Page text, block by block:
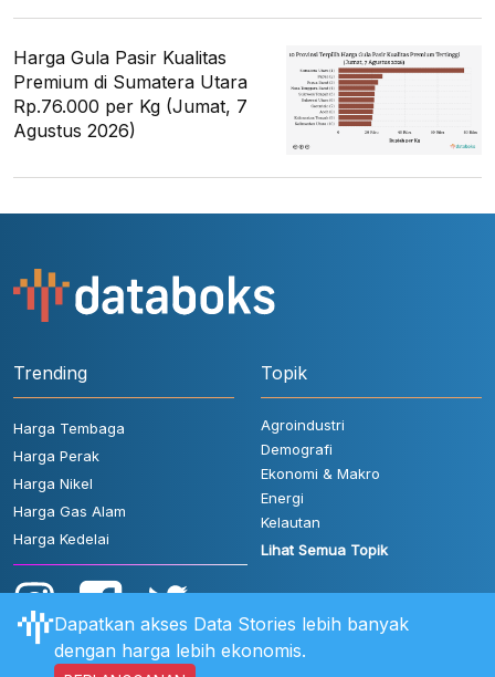
Harga Gula Pasir Kualitas
Premium di Sumatera Utara
Rp.76.000 per Kg (Jumat, 7
Agustus 2026)
Trending
Harga Tembaga
Harga Perak
Harga Nikel
Harga Gas Alam
Harga Kedelai
Topik
Agroindustri
Demografi
Ekonomi & Makro
Energi
Kelautan
Lihat Semua Topik
Dapatkan akses Data Stories lebih banyak
dengan harga lebih ekonomis.